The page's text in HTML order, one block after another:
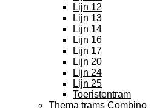
Lijn 12
Lijn 13
Lijn 14
Lijn 16
Lijn 17
Lijn 20
Lijn 24
Lijn 25
Toeristentram
Thema trams Combino